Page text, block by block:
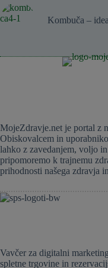
Kombuča –
MojeZdravje.net je portal z
Obiskovalcem in
lahko z zavedanjem, voljo
pripomoremo k trajnemu
prihodnosti našega zdravja
Vavčer za digitalni
spletne trgovine in